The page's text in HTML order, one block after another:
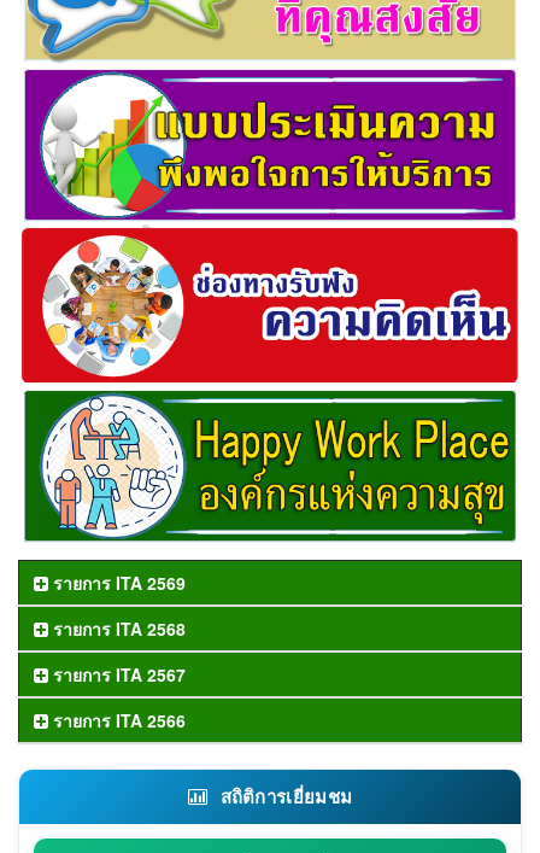
รายการ ITA 2569
รายการ ITA 2568
รายการ ITA 2567
รายการ ITA 2566
สถิติการเยี่ยมชม